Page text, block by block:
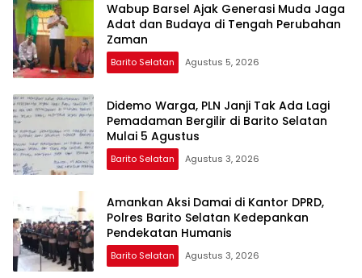
Wabup Barsel Ajak Generasi Muda Jaga
Adat dan Budaya di Tengah Perubahan
Zaman
Barito Selatan Agustus 5, 2026
Didemo Warga, PLN Janji Tak Ada Lagi
Pemadaman Bergilir di Barito Selatan
Mulai 5 Agustus
Barito Selatan Agustus 3, 2026
Amankan Aksi Damai di Kantor DPRD,
Polres Barito Selatan Kedepankan
Pendekatan Humanis
Barito Selatan Agustus 3, 2026